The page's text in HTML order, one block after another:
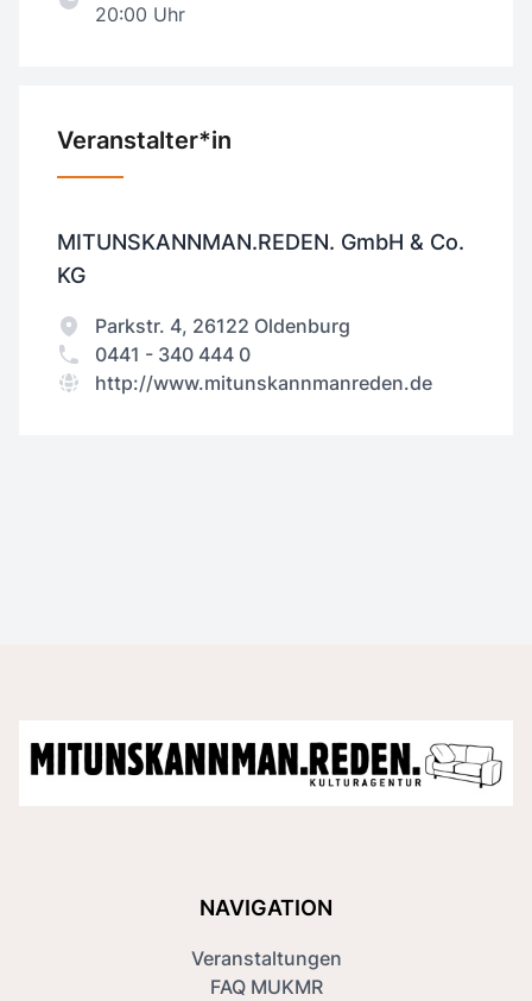
20:00 Uhr
Veranstalter*in
MITUNSKANNMAN.REDEN. GmbH & Co.
KG
Parkstr. 4, 26122 Oldenburg
0441 - 340 444 0
http://www.mitunskannmanreden.de
NAVIGATION
Veranstaltungen
FAQ MUKMR